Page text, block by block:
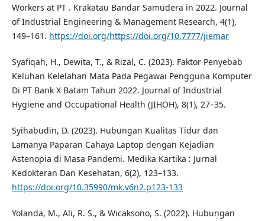
Workers at PT . Krakatau Bandar Samudera in 2022. Journal
of Industrial Engineering & Management Research, 4(1),
149–161. https://doi.org/https://doi.org/10.7777/jiemar
Syafiqah, H., Dewita, T., & Rizal, C. (2023). Faktor Penyebab
Keluhan Kelelahan Mata Pada Pegawai Pengguna Komputer
Di PT Bank X Batam Tahun 2022. Journal of Industrial
Hygiene and Occupational Health (JIHOH), 8(1), 27–35.
Syihabudin, D. (2023). Hubungan Kualitas Tidur dan
Lamanya Paparan Cahaya Laptop dengan Kejadian
Astenopia di Masa Pandemi. Medika Kartika : Jurnal
Kedokteran Dan Kesehatan, 6(2), 123–133.
https://doi.org/10.35990/mk.v6n2.p123-133
Yolanda, M., Ali, R. S., & Wicaksono, S. (2022). Hubungan